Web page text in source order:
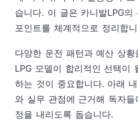
습니다. 이 글은 카니발LPG의
포인트를 체계적으로 정리합
다양한 운전 패턴과 예산 상
LPG 모델이 합리적인 선택이
하는 것이 중요합니다. 아래
와 실무 관점에 근거해 독자들
정을 내리도록 돕습니다.